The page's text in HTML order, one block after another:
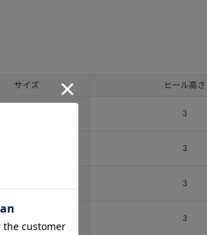
サイズ ヒール高さ
3
3
3
3